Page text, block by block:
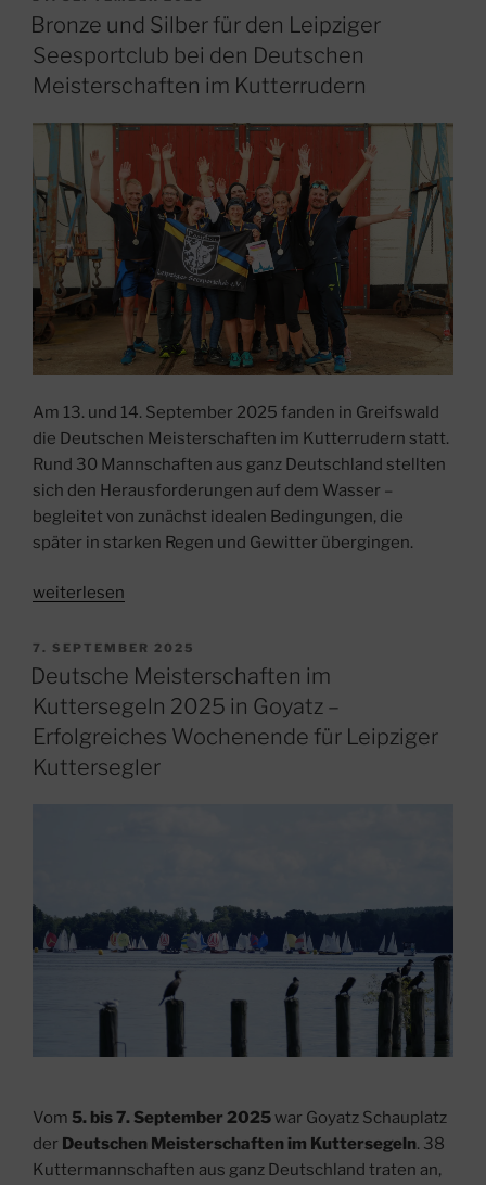
der
Talsperre
Bautzen:
Leipziger
Seesportclub
krönt
sich
zum
ersten
Deutschen
Meister
im
Kuttermehrkampf“
AM
Bronze und Silber für den Leipziger
Seesportclub bei den Deutschen
Meisterschaften im Kutterrudern
Am 13. und 14. September 2025 fanden in Greifswald
die Deutschen Meisterschaften im Kutterrudern statt.
Rund 30 Mannschaften aus ganz Deutschland stellten
sich den Herausforderungen auf dem Wasser –
begleitet von zunächst idealen Bedingungen, die
später in starken Regen und Gewitter übergingen.
„Bronze
Silber
für
den
Seesportclub
bei
Kutterrudern“
weiterlesen
VERÖFFENTLICHT
AM
7. SEPTEMBER 2025
Deutsche Meisterschaften im
Kuttersegeln 2025 in Goyatz –
Erfolgreiches Wochenende für Leipziger
Kuttersegler
Vom 5. bis 7. September 2025war Goyatz Schauplatz
der Deutschen Meisterschaften im Kuttersegeln. 38
Kuttermannschaften aus ganz Deutschland traten an,